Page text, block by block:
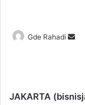
Gde Rahadi
a
JAKARTA